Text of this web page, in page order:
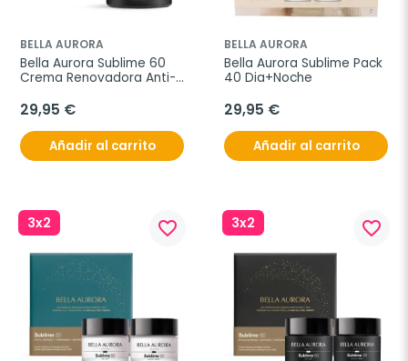
BELLA AURORA
Bella Aurora Sublime 60
Crema Renovadora Anti-
29,95 €
Añadir al carrito
BELLA AURORA
Bella Aurora Sublime Pack
40 Dia+Noche
29,95 €
Añadir al carrito
3x2 favorite_border 3x2 favorite_border